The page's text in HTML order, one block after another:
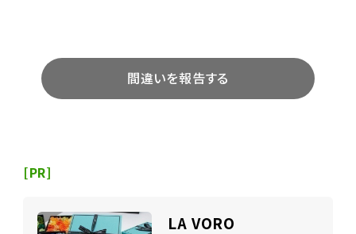
間違いを報告する
[PR]
LA VORO